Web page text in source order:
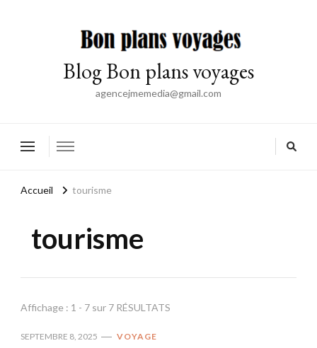
Blog Bon plans voyages
agencejmemedia@gmail.com
Accueil tourisme
tourisme
Affichage : 1 - 7 sur 7 RÉSULTATS
SEPTEMBRE 8, 2025 VOYAGE